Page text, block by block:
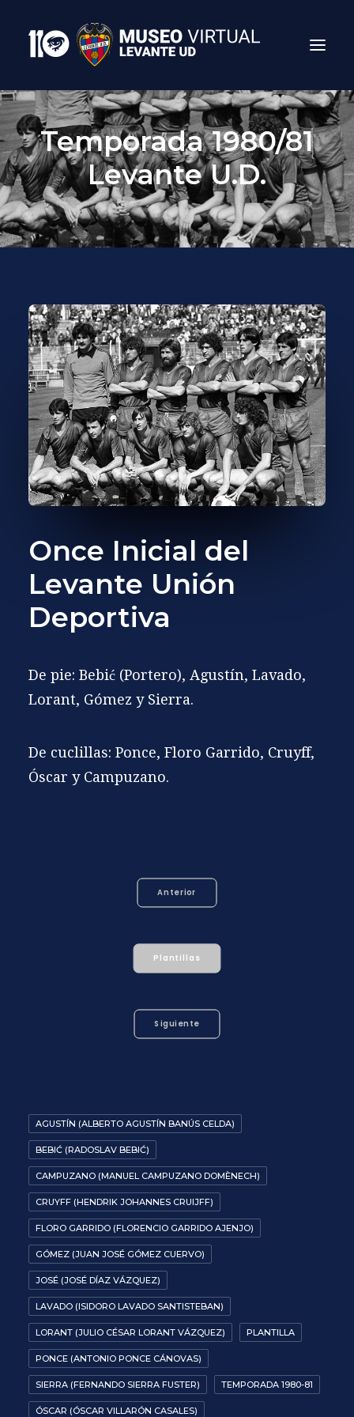
Temporada 1980/81
Levante U.D.
Once Inicial del
Levante Unión
Deportiva
De pie: Bebić (Portero), Agustín, Lavado,
Lorant, Gómez y Sierra.
De cuclillas: Ponce, Floro Garrido, Cruyff,
Óscar y Campuzano.
Anterior
Plantillas
Siguiente
AGUSTÍN (ALBERTO AGUSTÍN BANÚS CELDA)
BEBIĆ (RADOSLAV BEBIĆ)
CAMPUZANO (MANUEL CAMPUZANO DOMÈNECH)
CRUYFF (HENDRIK JOHANNES CRUIJFF)
FLORO GARRIDO (FLORENCIO GARRIDO AJENJO)
GÓMEZ (JUAN JOSÉ GÓMEZ CUERVO)
JOSÉ (JOSÉ DÍAZ VÁZQUEZ)
LAVADO (ISIDORO LAVADO SANTISTEBAN)
LORANT (JULIO CÉSAR LORANT VÁZQUEZ) PLANTILLA
PONCE (ANTONIO PONCE CÁNOVAS)
SIERRA (FERNANDO SIERRA FUSTER) TEMPORADA 1980-81
ÓSCAR (ÓSCAR VILLARÓN CASALES)